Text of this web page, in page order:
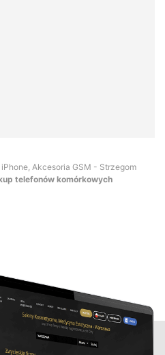
Akcesoria GSM - Strzegom
telefonów komórkowych